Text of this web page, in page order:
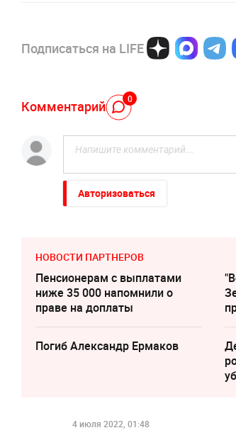
Подписаться на LIFE
Комментарий 0
Авторизоваться
НОВОСТИ ПАРТНЕРОВ
Пенсионерам с выплатами
ниже 35 000 напомнили о
праве на доплаты
Погиб Александр Ермаков
4 июля 2022, 01:48